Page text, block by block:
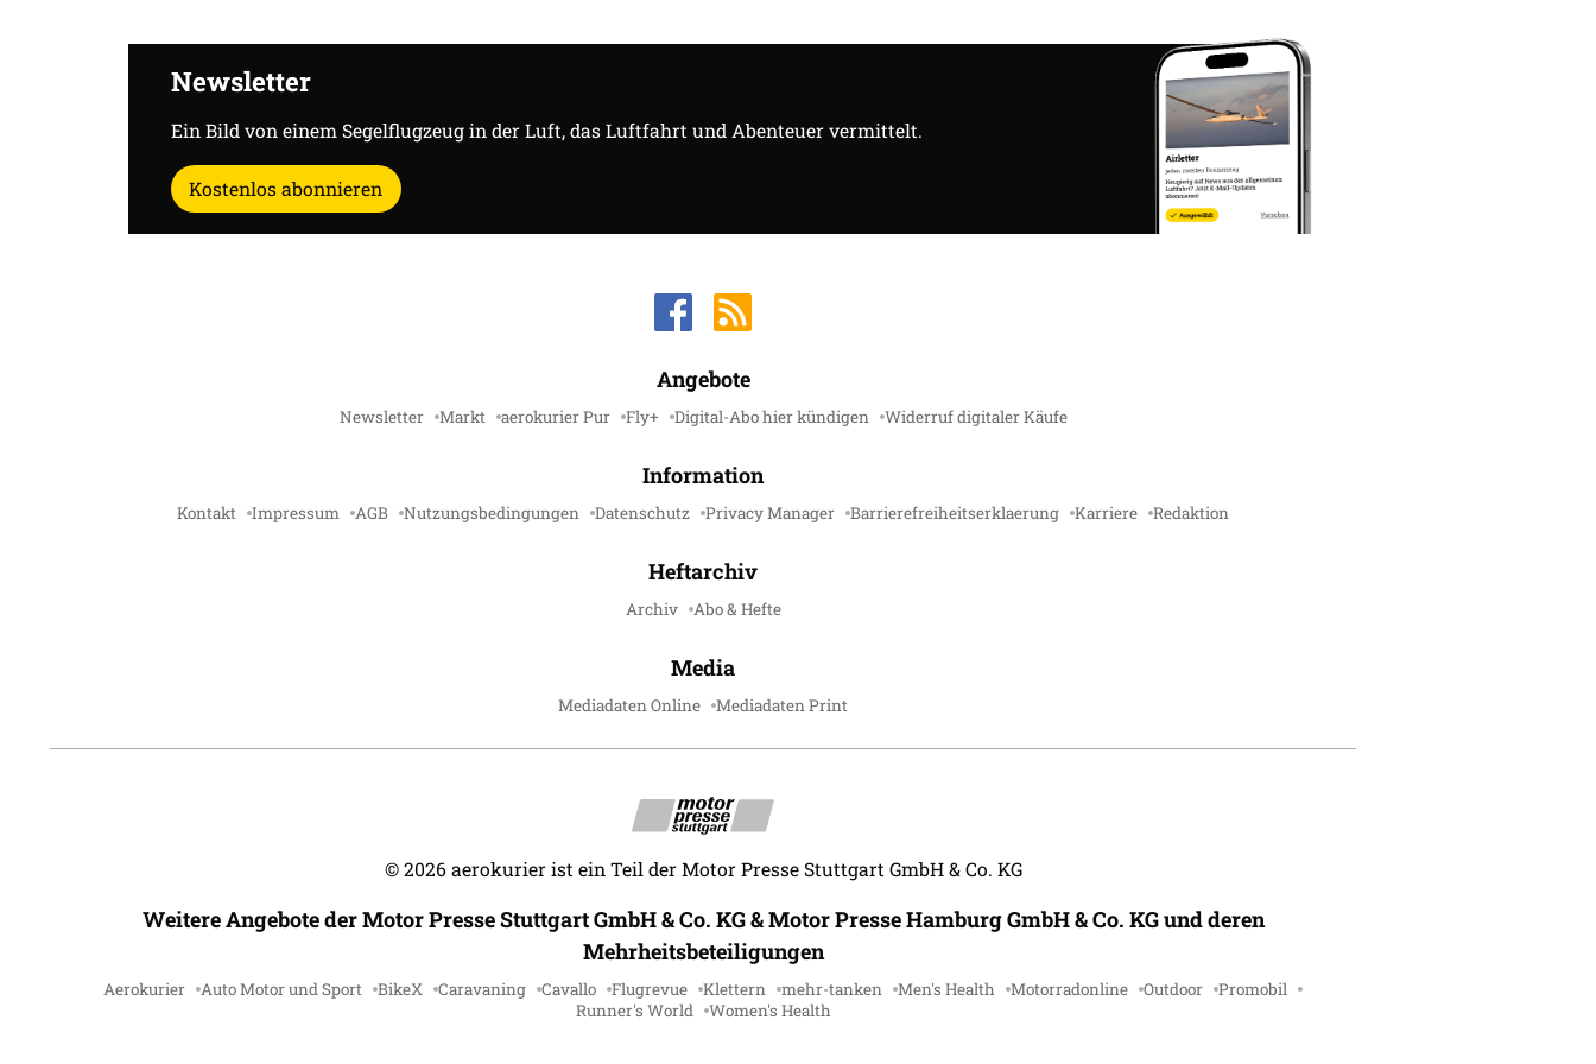
Newsletter
Ein Bild von einem Segelflugzeug in der Luft, das Luftfahrt und Abenteuer vermittelt.
Kostenlos abonnieren
Angebote
Newsletter Markt aerokurier Pur Fly+ Digital-Abo hier kündigen Widerruf digitaler Käufe
Information
Kontakt Impressum AGB Nutzungsbedingungen Datenschutz Privacy Manager Barrierefreiheitserklaerung Karriere Redaktion
Heftarchiv
Archiv Abo & Hefte
Media
Mediadaten Online Mediadaten Print
©2026 aerokurier ist ein Teil der Motor Presse Stuttgart GmbH & Co. KG
Weitere Angebote der Motor Presse Stuttgart GmbH & Co. KG & Motor Presse Hamburg GmbH & Co. KG und deren
Mehrheitsbeteiligungen
Aerokurier Auto Motor und Sport BikeX Caravaning Cavallo Flugrevue Klettern mehr-tanken Men's Health Motorradonline Outdoor
Promobil
Runner's World
Women's Health